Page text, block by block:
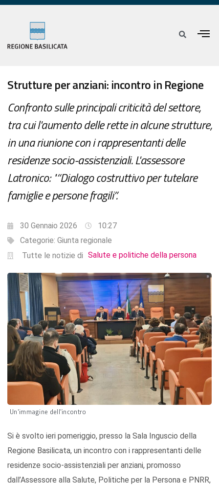
Strutture per anziani: incontro in Regione
Confronto sulle principali criticità del settore,
tra cui l'aumento delle rette in alcune strutture,
in una riunione con i rappresentanti delle
residenze socio-assistenziali. L'assessore
Latronico: "“Dialogo costruttivo per tutelare
famiglie e persone fragili”.
30 Gennaio 2026
10:27
Categorie: Giunta regionale
Tutte le notizie di Salute e politiche della persona
Un'immagine dell'incontro
Si è svolto ieri pomeriggio, presso la Sala Inguscio della
Regione Basilicata, un incontro con i rappresentanti delle
residenze socio-assistenziali per anziani, promosso
dall’Assessore alla Salute, Politiche per la Persona e PNRR,